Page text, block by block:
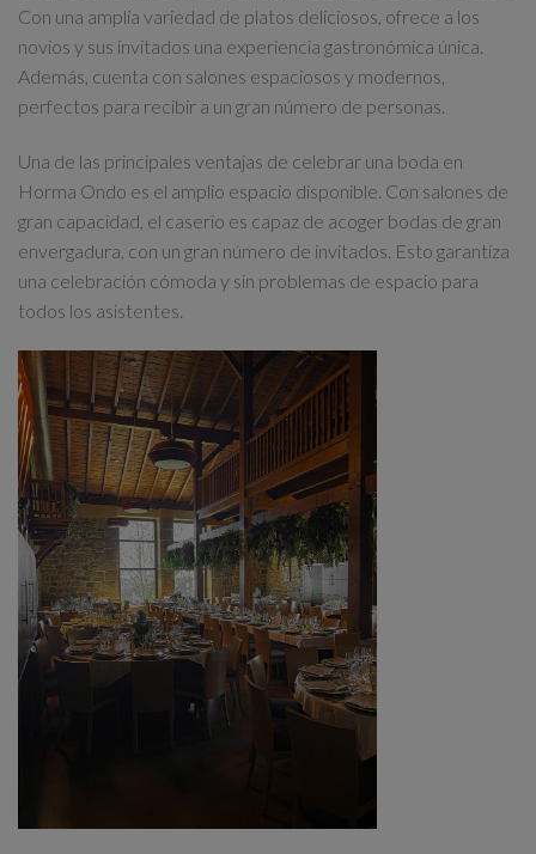
Con una amplia variedad de platos deliciosos, ofrece a los
novios y sus invitados una experiencia gastronómica única.
Además, cuenta con salones espaciosos y modernos,
perfectos para recibir a un gran número de personas.
Una de las principales ventajas de celebrar una boda en
Horma Ondo es el amplio espacio disponible. Con salones de
gran capacidad, el caserio es capaz de acoger bodas de gran
envergadura, con un gran número de invitados. Esto garantiza
una celebración cómoda y sin problemas de espacio para
todos los asistentes.